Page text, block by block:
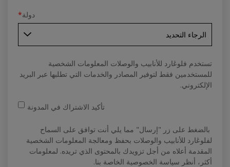
دولة*
تستخدم فلوڠارد للأنابيب والوصلات المعلومات الشخصية
للمستخدمين فقط لتوفير المصادر والخدمات التي تطلبها عبر البريد
الإلكتروني.
تأكيد الاشتراك في المدونة
بالضغط على زر "إرسال" مما يلي أنت توافق على السماح
لفلوڠارد للأنابيب والوصلات بحفظ ومعالجة المعلومات الشخصية
المقدمة أعلاه من أجل تزويدك بالمحتوى الذي تريده. لمعلومات
أكثر، أنظر سياسة الخصوصية الخاصة بنا.